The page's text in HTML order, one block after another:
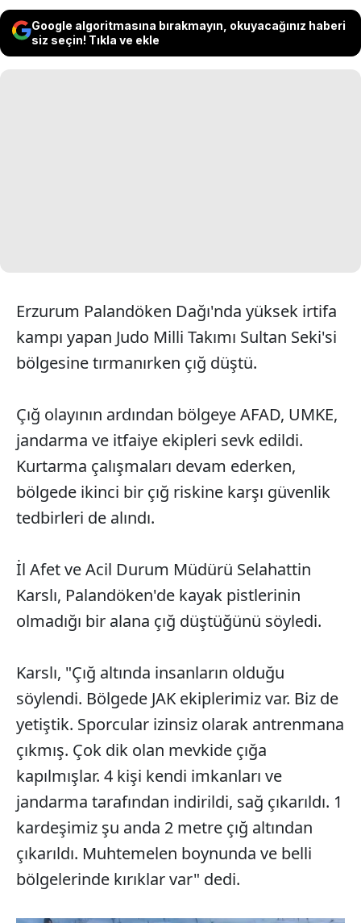
Google algoritmasına bırakmayın, okuyacağınız haberi
siz seçin! Tıkla ve ekle
Erzurum Palandöken Dağı'nda yüksek irtifa
kampı yapan Judo Milli Takımı Sultan Seki'si
bölgesine tırmanırken çığ düştü.
Çığ olayının ardından bölgeye AFAD, UMKE,
jandarma ve itfaiye ekipleri sevk edildi.
Kurtarma çalışmaları devam ederken,
bölgede ikinci bir çığ riskine karşı güvenlik
tedbirleri de alındı.
İl Afet ve Acil Durum Müdürü Selahattin
Karslı, Palandöken'de kayak pistlerinin
olmadığı bir alana çığ düştüğünü söyledi.
Karslı, "Çığ altında insanların olduğu
söylendi. Bölgede JAK ekiplerimiz var. Biz de
yetiştik. Sporcular izinsiz olarak antrenmana
çıkmış. Çok dik olan mevkide çığa
kapılmışlar. 4 kişi kendi imkanları ve
jandarma tarafından indirildi, sağ çıkarıldı. 1
kardeşimiz şu anda 2 metre çığ altından
çıkarıldı. Muhtemelen boynunda ve belli
bölgelerinde kırıklar var" dedi.